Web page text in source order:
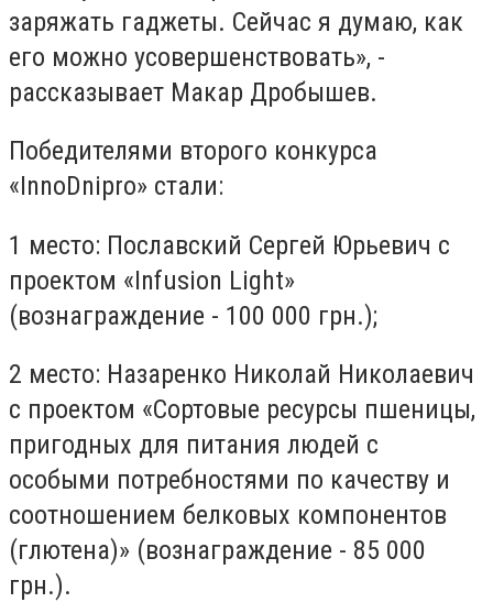
заряжать гаджеты. Сейчас я думаю, как
его можно усовершенствовать», -
рассказывает Макар Дробышев.
Победителями второго конкурса
«InnoDnipro» стали:
1 место: Пославский Сергей Юрьевич с
проектом «Infusion Light»
(вознаграждение - 100 000 грн.);
2 место: Назаренко Николай Николаевич
с проектом «Сортовые ресурсы пшеницы,
пригодных для питания людей с
особыми потребностями по качеству и
соотношением белковых компонентов
(глютена)» (вознаграждение - 85 000
грн.).